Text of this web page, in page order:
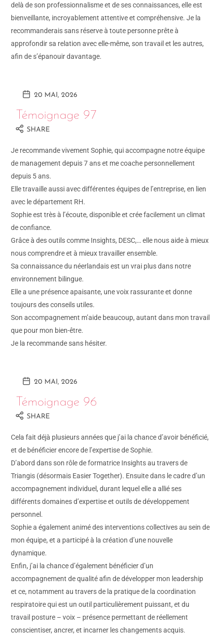
delà de son professionnalisme et de ses connaissances, elle est
bienveillante, incroyablement attentive et compréhensive. Je la
recommanderais sans réserve à toute personne prête à
approfondir sa relation avec elle-même, son travail et les autres,
afin de s’épanouir davantage.
20 MAI, 2026
Témoignage 97
SHARE
Je recommande vivement Sophie, qui accompagne notre équipe
de management depuis 7 ans et me coache personnellement
depuis 5 ans.
Elle travaille aussi avec différentes équipes de l’entreprise, en lien
avec le département RH.
Sophie est très à l’écoute, disponible et crée facilement un climat
de confiance.
Grâce à des outils comme Insights, DESC,… elle nous aide à mieux
nous comprendre et à mieux travailler ensemble.
Sa connaissance du néerlandais est un vrai plus dans notre
environnement bilingue.
Elle a une présence apaisante, une voix rassurante et donne
toujours des conseils utiles.
Son accompagnement m’aide beaucoup, autant dans mon travail
que pour mon bien-être.
Je la recommande sans hésiter.
20 MAI, 2026
Témoignage 96
SHARE
Cela fait déjà plusieurs années que j’ai la chance d’avoir bénéficié,
et de bénéficier encore de l’expertise de Sophie.
D’abord dans son rôle de formatrice Insights au travers de
Triangis (désormais Easier Together). Ensuite dans le cadre d’un
accompagnement individuel, durant lequel elle a allié ses
différents domaines d’expertise et outils de développement
personnel.
Sophie a également animé des interventions collectives au sein de
mon équipe, et a participé à la création d’une nouvelle
dynamique.
Enfin, j’ai la chance d’également bénéficier d’un
accompagnement de qualité afin de développer mon leadership
et ce, notamment au travers de la pratique de la coordination
respiratoire qui est un outil particulièrement puissant, et du
travail posture – voix – présence permettant de réellement
conscientiser, ancrer, et incarner les changements acquis.